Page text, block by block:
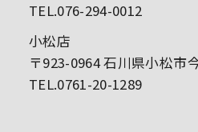
TEL.076-294-0012
小松店
〒923-0964 石川県小松市
TEL.0761-20-1289